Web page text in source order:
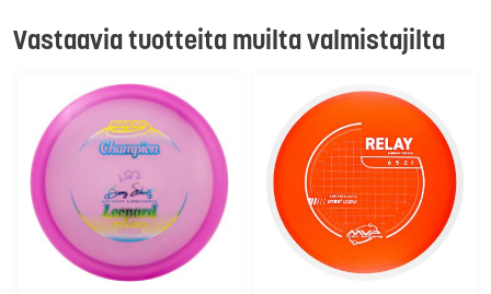
Vastaavia tuotteita muilta valmistajilta